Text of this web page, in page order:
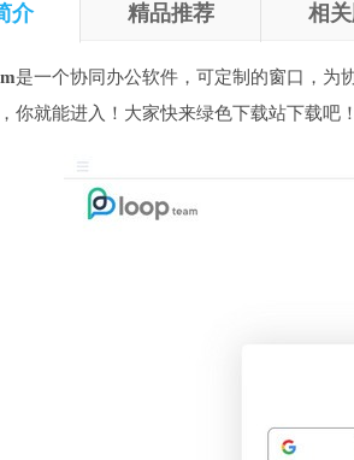
介 精品推荐 相
是一个协同办公软件，可定制的窗口，为
你就能进入！大家快来绿色下载站下载吧！